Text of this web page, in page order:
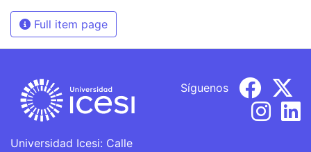
Full item page
Universidad Icesi: Calle
Síguenos